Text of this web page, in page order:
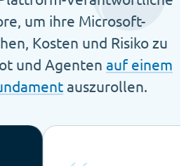
um ihre Microsoft-
Kosten und Risiko zu
und Agenten auf einem
auszurollen.